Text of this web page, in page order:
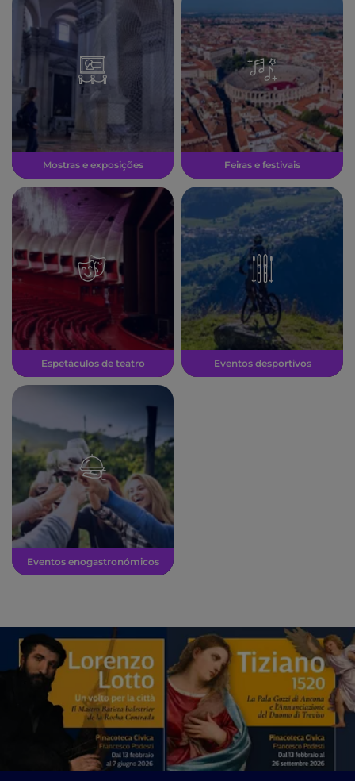
Mostras e exposições Feiras e festivais
Espetáculos de teatro Eventos desportivos
Eventos enogastronómicos